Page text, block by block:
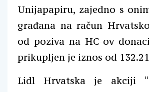
Unijapapiru, zajedno s
građana na račun
od poziva na HC-ov
prikupljen je iznos od
Lidl Hrvatska je akciji